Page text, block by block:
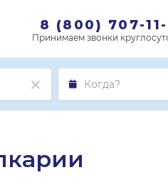
8 (800) 707-